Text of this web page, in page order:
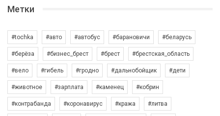
Метки
#tochka #авто #автобус #барановичи #беларусь
#берёза #бизнес_брест #брест #брестская_область
#вело #гибель #гродно #дальнобойщик #дети
#животное #зарплата #каменец #кобрин
#контрабанда #коронавирус #кража #литва